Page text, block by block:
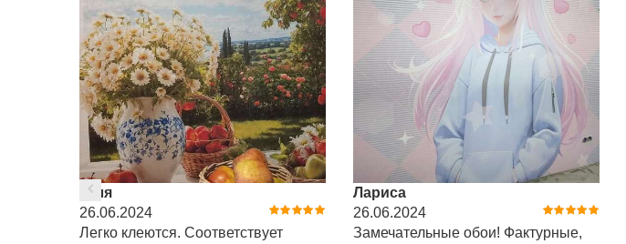
Юля
26.06.2024
Легко клеются. Соответствует
Лариса
26.06.2024
Замечательные обои! Фактурные,